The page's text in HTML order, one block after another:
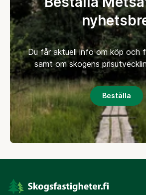
Du får aktuell info om köp och
samt om skogens
Beställa